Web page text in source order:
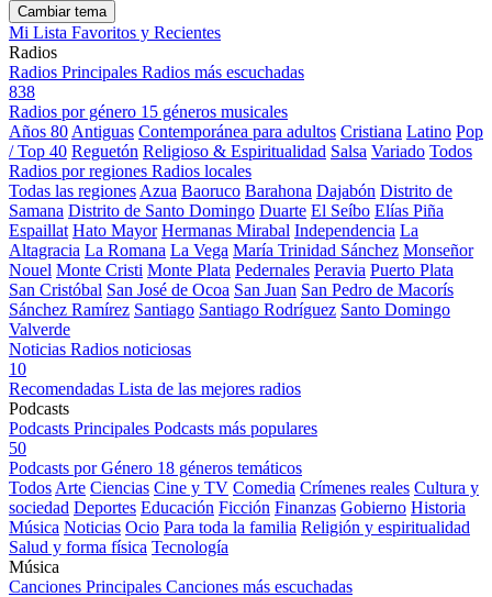
Cambiar tema
Mi Lista Favoritos y Recientes
Radios
Radios Principales Radios más escuchadas
838
Radios por género 15 géneros musicales
Años 80 Antiguas Contemporánea para adultos Cristiana Latino Pop
/ Top 40 Reguetón Religioso & Espiritualidad Salsa Variado Todos
Radios por regiones Radios locales
Todas las regiones Azua Baoruco Barahona Dajabón Distrito de
Samana Distrito de Santo Domingo Duarte El Seíbo Elías Piña
Espaillat Hato Mayor Hermanas Mirabal Independencia La
Altagracia La Romana La Vega María Trinidad Sánchez Monseñor
Nouel Monte Cristi Monte Plata Pedernales Peravia Puerto Plata
San Cristóbal San José de Ocoa San Juan San Pedro de Macorís
Sánchez Ramírez Santiago Santiago Rodríguez Santo Domingo
Valverde
Noticias Radios noticiosas
10
Recomendadas Lista de las mejores radios
Podcasts
Podcasts Principales Podcasts más populares
50
Podcasts por Género 18 géneros temáticos
Todos Arte Ciencias Cine y TV Comedia Crímenes reales Cultura y
sociedad Deportes Educación Ficción Finanzas Gobierno Historia
Música Noticias Ocio Para toda la familia Religión y espiritualidad
Salud y forma física Tecnología
Música
Canciones Principales Canciones más escuchadas